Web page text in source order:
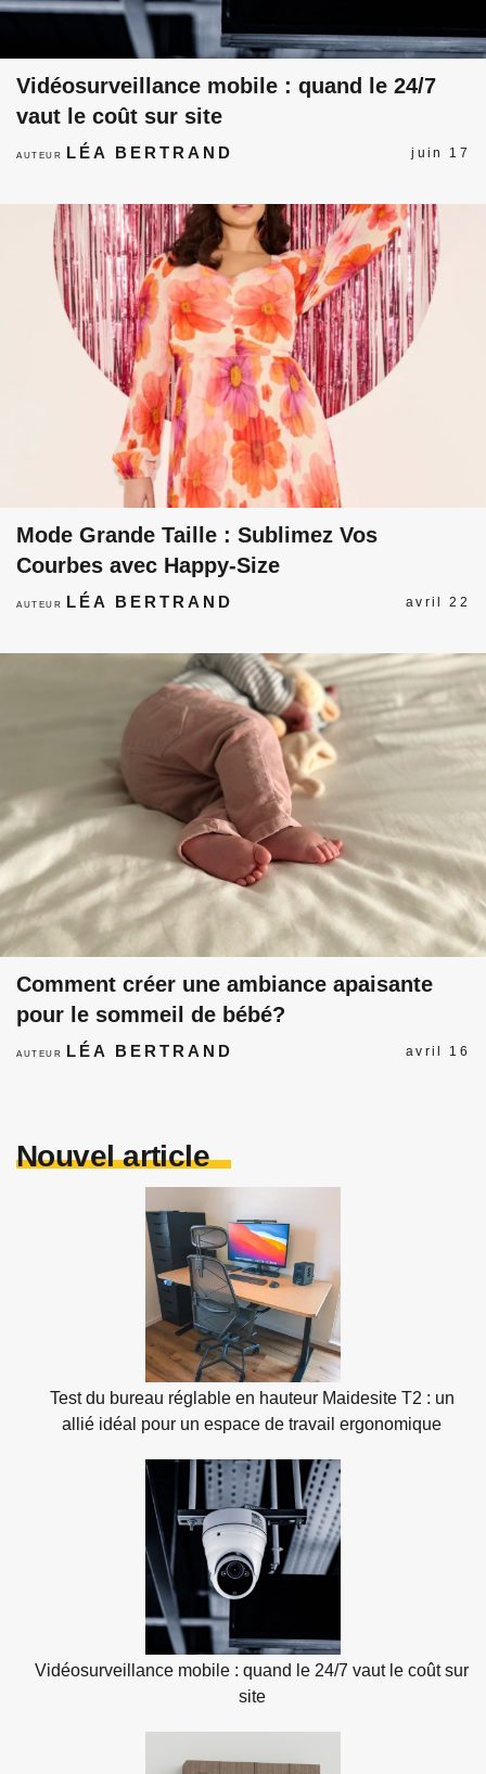
Vidéosurveillance mobile : quand le 24/7
vaut le coût sur site
AUTEUR LÉA BERTRAND juin 17
Mode Grande Taille : Sublimez Vos
Courbes avec Happy-Size
AUTEUR LÉA BERTRAND avril 22
Comment créer une ambiance apaisante
pour le sommeil de bébé?
AUTEUR LÉA BERTRAND avril 16
Nouvel article
Test du bureau réglable en hauteur Maidesite T2 : un
allié idéal pour un espace de travail ergonomique
Vidéosurveillance mobile : quand le 24/7 vaut le coût sur
site